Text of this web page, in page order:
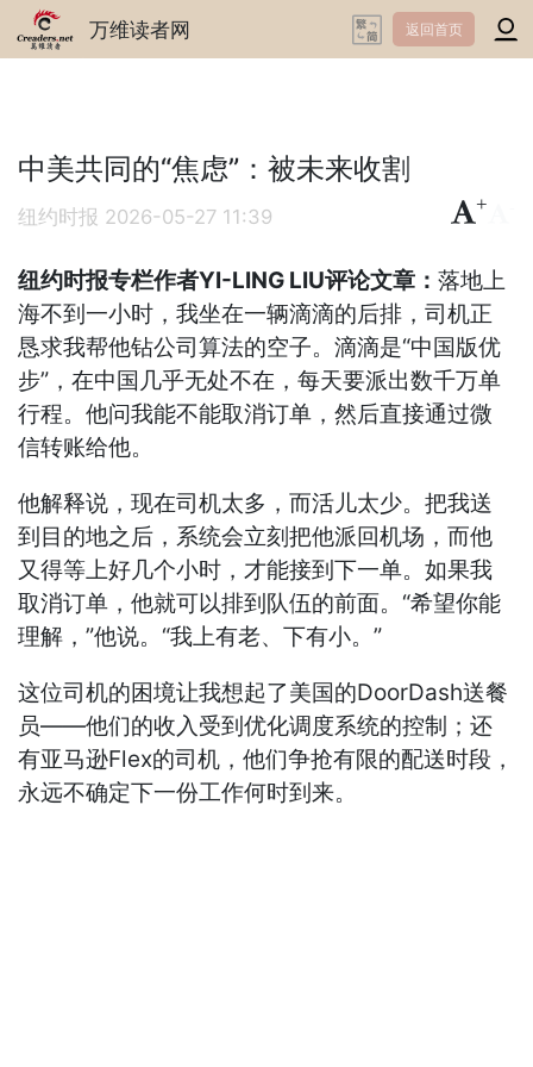
万维读者网 返回首页
中美共同的“焦虑”：被未来收割
纽约时报 2026-05-27 11:39
+
纽约时报专栏作者YI-LING LIU评论文章：落地上
海不到一小时，我坐在一辆滴滴的后排，司机正
恳求我帮他钻公司算法的空子。滴滴是“中国版优
步”，在中国几乎无处不在，每天要派出数千万单
行程。他问我能不能取消订单，然后直接通过微
信转账给他。
他解释说，现在司机太多，而活儿太少。把我送
到目的地之后，系统会立刻把他派回机场，而他
又得等上好几个小时，才能接到下一单。如果我
取消订单，他就可以排到队伍的前面。“希望你能
理解，”他说。“我上有老、下有小。”
这位司机的困境让我想起了美国的DoorDash送餐
员——他们的收入受到优化调度系统的控制；还
有亚马逊Flex的司机，他们争抢有限的配送时段，
永远不确定下一份工作何时到来。